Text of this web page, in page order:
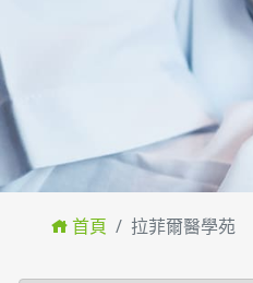
首頁 拉菲爾醫學苑